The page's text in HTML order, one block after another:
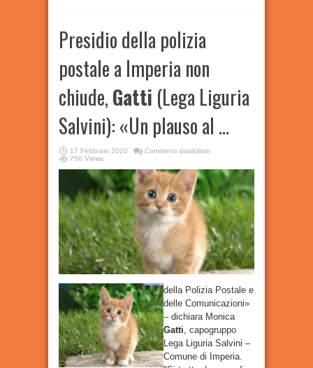
Presidio della polizia
postale a Imperia non
chiude,Gatti (Lega Liguria
Salvini): «Un plauso al …
17 Febbraio 2020 Commenti disabilitatisu
polizia
postale
a
Imperia
non
chiude,
Gatti
(Lega
Liguria
Salvini):
«Un
plauso
al
…
750 Views
della Polizia Postale e
delle Comunicazioni»
– dichiara Monica
Gatti , capogruppo
Lega Liguria Salvini –
Comune di Imperia.